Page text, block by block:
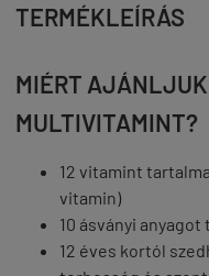
TERMÉKLEÍRÁS
MIÉRT
MULTIVITAMINT?
12 vitamint
vitamin)
10 ásványi anyagot
12 éves kortól